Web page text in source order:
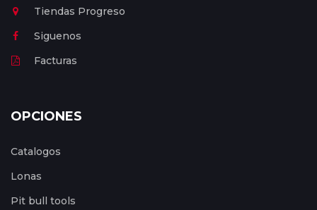
Tiendas Progreso
Siguenos
Facturas
OPCIONES
Catalogos
Lonas
Pit bull tools